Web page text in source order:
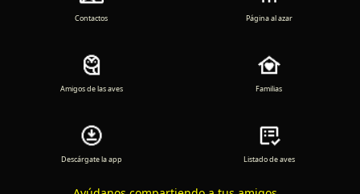
Contactos Página al azar
Amigos de las aves Familias
Descárgate la app Listado de aves